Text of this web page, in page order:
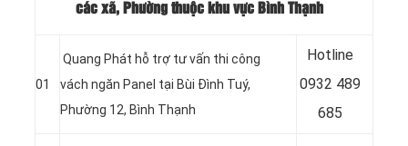
các xã, Phường thuộc khu vực Bình Thạnh
01
Quang Phát hỗ trợ tư vấn thi công
vách ngăn Panel tại Bùi Đình Tuý,
Phường 12, Bình Thạnh
Hotline
0932 489
685